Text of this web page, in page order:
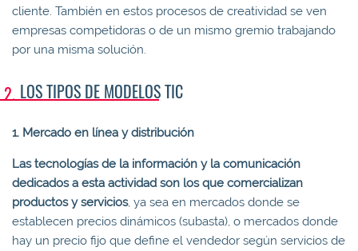
cliente. También en estos procesos de creatividad se ven
empresas competidoras o de un mismo gremio trabajando
por una misma solución.
LOS TIPOS DE MODELOS TIC
1. Mercado en línea y distribución
Las tecnologías de la información y la comunicación
dedicados a esta actividad son los que comercializan
productos y servicios, ya sea en mercados donde se
establecen precios dinámicos (subasta), o mercados donde
hay un precio fijo que define el vendedor según servicios de